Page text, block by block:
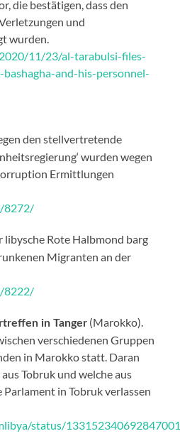
die bestätigen, dass den
und
wurden.
11/23/al-tarabulsi-files-
and-his-personnel-
den stellvertretende
wurden wegen
Ermittlungen
8272/
libysche Rote Halbmond barg
Migranten an der
8222/
in Tanger (Marokko).
verschiedenen Gruppen
in Marokko statt. Daran
Tobruk und welche aus
in Tobruk verlassen
status/